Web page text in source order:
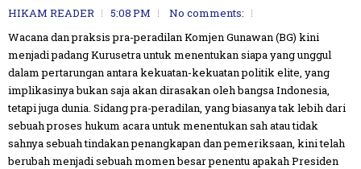
HIKAM READER 5:08 PM
No comments:
Wacana dan praksis pra-peradilan Komjen Gunawan (BG) kini
menjadi padang Kurusetra untuk menentukan siapa yang unggul
dalam pertarungan antara kekuatan-kekuatan politik elite, yang
implikasinya bukan saja akan dirasakan oleh bangsa Indonesia,
tetapi juga dunia. Sidang pra-peradilan, yang biasanya tak lebih dari
sebuah proses hukum acara untuk menentukan sah atau tidak
sahnya sebuah tindakan penangkapan dan pemeriksaan, kini telah
berubah menjadi sebuah momen besar penentu apakah Presiden